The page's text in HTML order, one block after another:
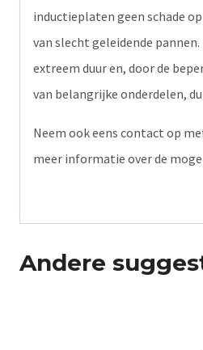
inductieplaten geen schade
van slecht geleidende
extreem duur en, door de
van belangrijke onderdelen,
Neem ook eens contact op
meer informatie over de
Andere